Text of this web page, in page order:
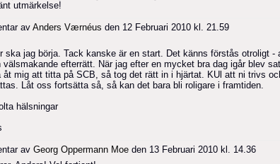
utmärkelse!
avAnders Værnéus den 12 Februari 2010 kl. 21.59
ska jag börja. Tack kanske är en start. Det känns förstås otroligt
välsmakande efterrätt. När jag efter en mycket bra dag igår blev
åt mig att titta på SCB, så tog det rätt in i hjärtat. KUl att ni trivs
Låt oss fortsätta så, så kan det bara bli roligare i framtiden.
hälsningar
av Georg Oppermann Moe den 13 Februari 2010 kl. 14.36